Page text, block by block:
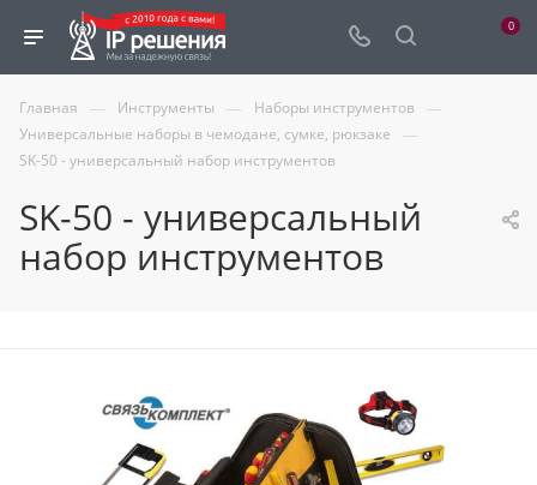
0
Главная — Инструменты — Наборы инструментов —
Универсальные наборы в чемодане, сумке, рюкзаке —
SK-50 - универсальный набор инструментов
SK-50 - универсальный
набор инструментов